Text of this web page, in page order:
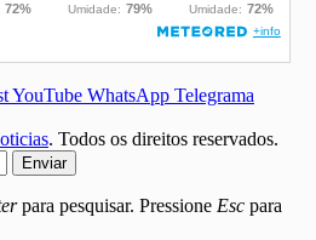
YouTube WhatsApp Telegrama
. Todos os direitos reservados.
Enviar
para pesquisar. Pressione Esc para